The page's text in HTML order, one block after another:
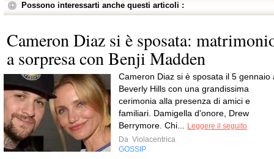
Possono interessarti anche questi articoli :
Cameron Diaz si è sposata:
a sorpresa con Benji Madden
Cameron Diaz si è sposata il 5 gennaio
Beverly Hills con una grandissima
cerimonia alla presenza di amici e
familiari. Damigella d'onore, Drew
Berrymore. Chi...
Leggere il seguito
Da Violacentrica
GOSSIP